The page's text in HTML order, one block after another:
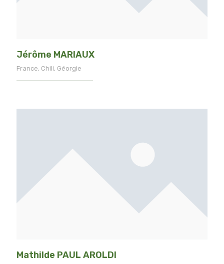
Jérôme MARIAUX
France, Chili, Géorgie
Mathilde PAUL AROLDI